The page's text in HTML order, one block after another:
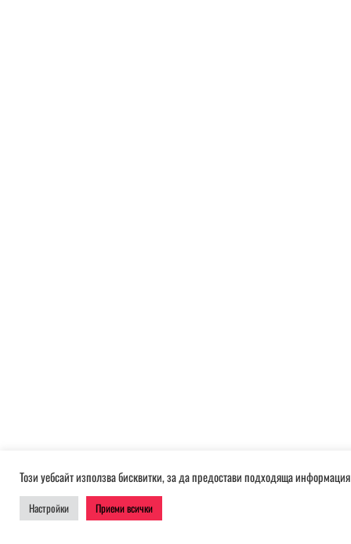
Този уебсайт използва бисквитки, за да предостави подходяща
Настройки Приеми всички